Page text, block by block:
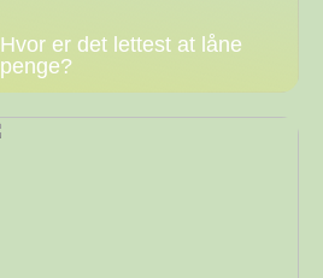
Hvor er det lettest at låne
penge?